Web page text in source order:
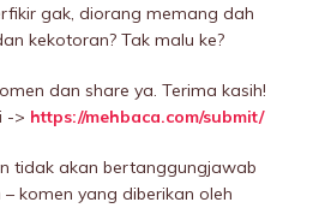
gak, diorang memang dah
kekotoran? Tak malu ke?
dan share ya. Terima kasih!
-> https://mehbaca.com/submit/
tidak akan bertanggungjawab
komen yang diberikan oleh